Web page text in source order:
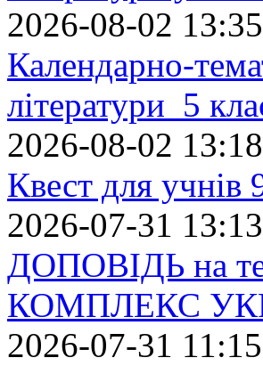
2026-08-02 13:35
Календарно-
літератури 5
2026-08-02 13:18
Квест для учнів
2026-07-31 13:13
ДОПОВІДЬ на
КОМПЛЕКС
2026-07-31 11:15